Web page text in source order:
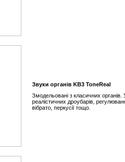
Звуки органів KB3 ToneReal
Змодельовані з класичних органів.
реалістичних дроубарів,
вібрато, перкусії тощо.